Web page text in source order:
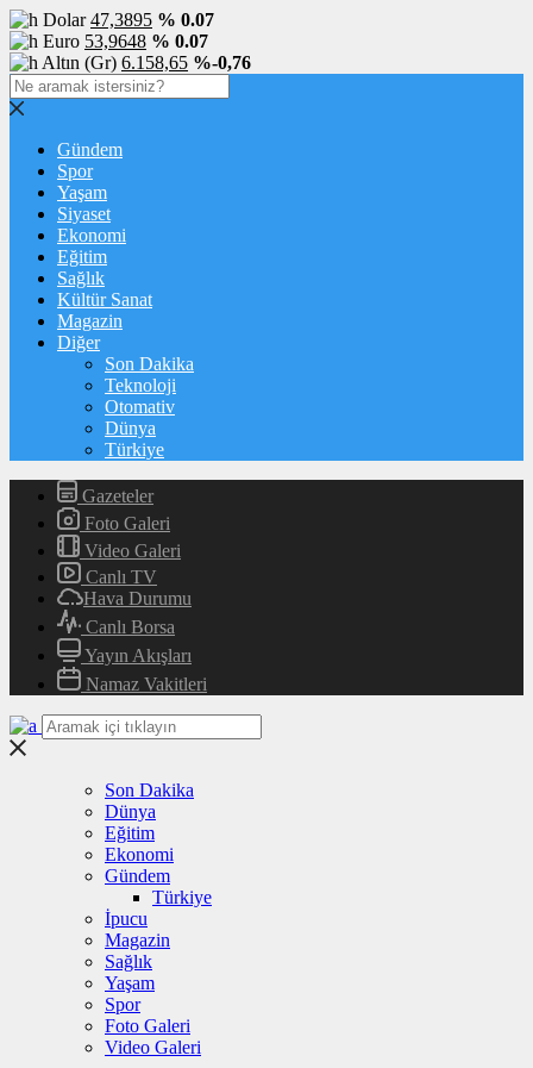
Dolar47,3895 % 0.07
Euro 53,9648 % 0.07
Altın (Gr) 6.158,65 %-0,76
Gündem
Spor
Yaşam
Siyaset
Ekonomi
Eğitim
Sağlık
Kültür Sanat
Magazin
Diğer
Son Dakika
Teknoloji
Otomativ
Dünya
Türkiye
Gazeteler
Foto Galeri
Video Galeri
Canlı TV
Hava Durumu
Canlı Borsa
Yayın Akışları
Namaz Vakitleri
Son Dakika
Dünya
Eğitim
Ekonomi
Gündem
Türkiye
İpucu
Magazin
Sağlık
Yaşam
Spor
Foto Galeri
Video Galeri